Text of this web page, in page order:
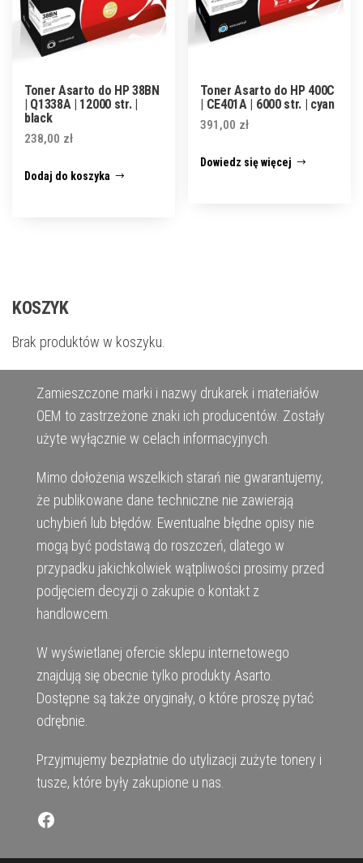
Toner Asarto do HP 38BN
| Q1338A | 12000 str. |
black
238,00 zł
Dodaj do koszyka
Toner Asarto do HP 400C
| CE401A | 6000 str. | cyan
391,00 zł
Dowiedz się więcej
KOSZYK
Brak produktów w koszyku.
Zamieszczone marki i nazwy drukarek i materiałów
OEM to zastrzeżone znaki ich producentów. Zostały
użyte wyłącznie w celach informacyjnych.
Mimo dołożenia wszelkich starań nie gwarantujemy,
że publikowane dane techniczne nie zawierają
uchybień lub błędów. Ewentualne błędne opisy nie
mogą być podstawą do roszczeń, dlatego w
przypadku jakichkolwiek wątpliwości prosimy przed
podjęciem decyzji o zakupie o kontakt z
handlowcem.
W wyświetlanej ofercie sklepu internetowego
znajdują się obecnie tylko produkty Asarto.
Dostępne są także oryginały, o które proszę pytać
odrębnie.
Przyjmujemy bezpłatnie do utylizacji zużyte tonery i
tusze, które były zakupione u nas.
Facebook